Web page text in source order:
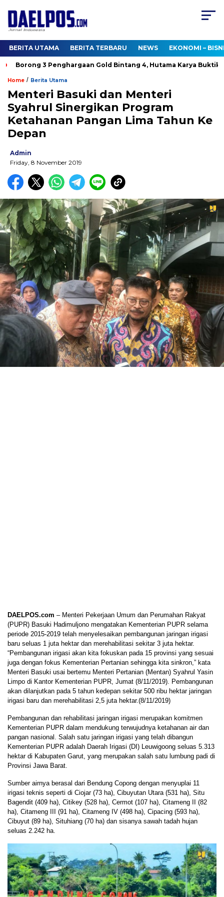
BERITA UTAMA BERITA TERBARU NEWS EKONOMI –
Borong 3 Penghargaan Gold Bintang 4, Hutama Karya Buktikan
Home / Berita Utama
Menteri Basuki dan Menteri
Syahrul Sinergikan Program
Ketahanan Pangan Lima Tahun Ke
Depan
Admin
Friday, 8 November 2019
DAELPOS.com – Menteri Pekerjaan Umum dan Perumahan Rakyat
(PUPR) Basuki Hadimuljono mengatakan Kementerian PUPR selama
periode 2015-2019 telah menyelesaikan pembangunan jaringan irigasi
baru seluas 1 juta hektar dan merehabilitasi sekitar 3 juta hektar.
“Pembangunan irigasi akan kita fokuskan pada 15 provinsi yang sesuai
juga dengan fokus Kementerian Pertanian sehingga kita sinkron,” kata
Menteri Basuki usai bertemu Menteri Pertanian (Mentan) Syahrul Yasin
Limpo di Kantor Kementerian PUPR, Jumat (8/11/2019). Pembangunan
akan dilanjutkan pada 5 tahun kedepan sekitar 500 ribu hektar jaringan
irigasi baru dan merehabilitasi 2,5 juta hektar.(8/11/2019)
Pembangunan dan rehabilitasi jaringan irigasi merupakan komitmen
Kementerian PUPR dalam mendukung terwujudnya ketahanan air dan
pangan nasional. Salah satu jaringan irigasi yang telah dibangun
Kementerian PUPR adalah Daerah Irigasi (DI) Leuwigoong seluas 5.313
hektar di Kabupaten Garut, yang merupakan salah satu lumbung padi di
Provinsi Jawa Barat.
Sumber airnya berasal dari Bendung Copong dengan menyuplai 11
irigasi teknis seperti di Ciojar (73 ha), Cibuyutan Utara (531 ha), Situ
Bagendit (409 ha), Citikey (528 ha), Cermot (107 ha), Citameng II (82
ha), Citameng III (91 ha), Citameng IV (498 ha), Cipacing (593 ha),
Cibuyut (89 ha), Situhiang (70 ha) dan sisanya sawah tadah hujan
seluas 2.242 ha.